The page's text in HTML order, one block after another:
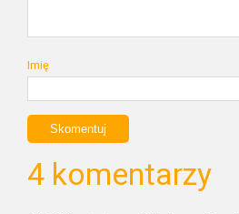
Imię
4 komentarzy